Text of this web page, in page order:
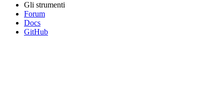
Gli strumenti
Forum
Docs
GitHub